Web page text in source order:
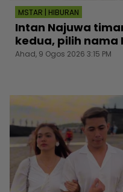
MSTAR | HIBURAN
Intan Najuwa
kedua, pilih nama
Ahad, 9 Ogos 2026 3:15 PM